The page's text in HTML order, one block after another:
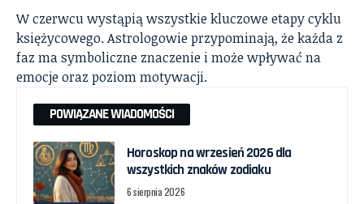
W czerwcu wystąpią wszystkie kluczowe etapy cyklu
księżycowego. Astrologowie przypominają, że każda z
faz ma symboliczne znaczenie i może wpływać na
emocje oraz poziom motywacji.
POWIĄZANE WIADOMOŚCI
Horoskop na wrzesień 2026 dla
wszystkich znaków zodiaku
6 sierpnia 2026